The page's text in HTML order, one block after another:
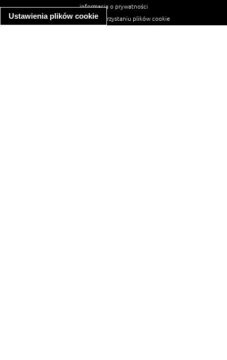
Ustawienia plików cookie
informacja o prywatności
informacja o wykorzystaniu plików cookie